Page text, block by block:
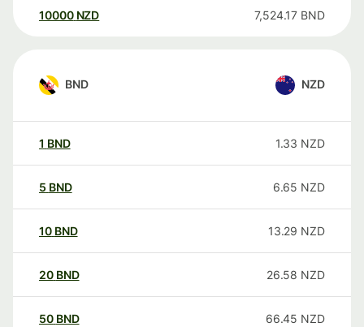
10000 NZD 7,524.17 BND
BND NZD
1 BND 1.33 NZD
5 BND 6.65 NZD
10 BND 13.29 NZD
20 BND 26.58 NZD
50 BND 66.45 NZD